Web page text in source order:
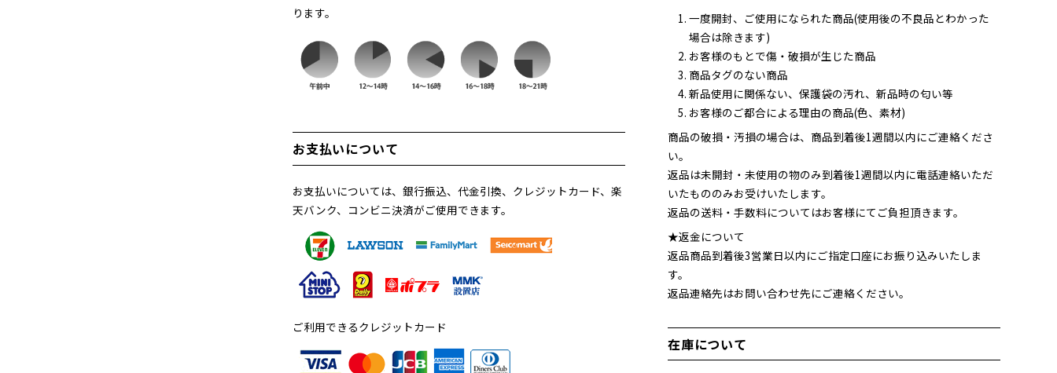
ります。
お支払いについて
お支払いについては、銀行振込、代金引換、クレジットカード、楽
天バンク、コンビニ決済がご使用できます。
ご利用できるクレジットカード
一度開封、ご使用になられた商品(使用後の不良品とわかった
場合は除きます)
お客様のもとで傷・破損が生じた商品
商品タグのない商品
新品使用に関係ない、保護袋の汚れ、新品時の匂い等
お客様のご都合による理由の商品(色、素材)
商品の破損・汚損の場合は、商品到着後1週間以内にご連絡くださ
い。
返品は未開封・未使用の物のみ到着後1週間以内に電話連絡いただ
いたもののみお受けいたします。
返品の送料・手数料についてはお客様にてご負担頂きます。
★返金について
返品商品到着後3営業日以内にご指定口座にお振り込みいたしま
す。
返品連絡先はお問い合わせ先にご連絡ください。
在庫について